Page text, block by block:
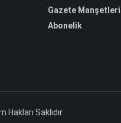
Gazete Manşetleri
Abonelik
Saklıdır